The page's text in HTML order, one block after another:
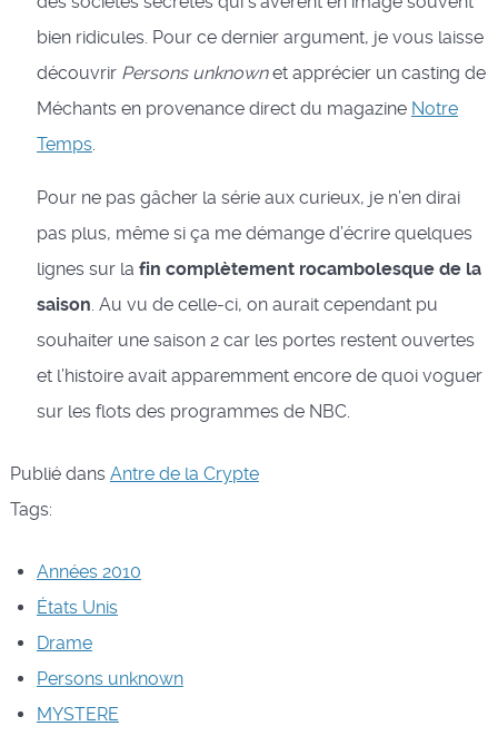
bien ridicules. Pour ce dernier argument, je vous laisse
découvrir Persons unknownet apprécier un casting de
Méchants en provenance direct du magazine Notre
Temps.
Pour ne pas gâcher la série aux curieux, je n’en dirai
pas plus, même si ça me démange d’écrire quelques
lignes sur la fin complètement rocambolesque de la
saison. Au vu de celle-ci, on aurait cependant pu
souhaiter une saison 2 car les portes restent ouvertes
et l’histoire avait apparemment encore de quoi voguer
sur les flots des programmes de NBC.
Publié dans Antre de la Crypte
Tags:
Années 2010
États Unis
Drame
Persons unknown
MYSTERE